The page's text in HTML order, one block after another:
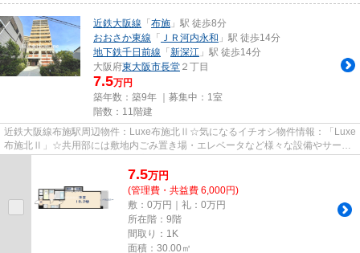
近鉄大阪線 「布施 」駅 徒歩8分
おおさか東線 「 ＪＲ河内永和 」駅 徒歩14分
地下鉄千日前線 「新深江 」駅 徒歩14分
大阪府東大阪市長堂 ２丁目
7.5万円
築年数：築9年 ｜募集中： 1室
階数：11階建
近鉄大阪線布施駅周辺物件：Luxe布施北Ⅱ☆気になるイチオシ物件情報：「Luxe
布施北Ⅱ」☆共用部には敷地内ごみ置き場・エレベータなど様々な設備やサービ
スが揃っているので便利です☆高層...
7.5万円
(管理費・共益費 6,000円)
敷：0万円｜礼：0万円
所在階：9階
間取り：1K
面積：30.00㎡